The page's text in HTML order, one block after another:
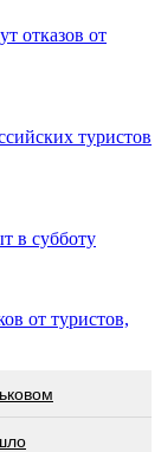
отказов от
туристов
в субботу
от туристов,